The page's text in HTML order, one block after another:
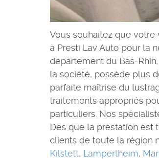
Vous souhaitez que
à Presti Lav Auto pour la
département du Bas-
la société, possède plus
parfaite maîtrise du
traitements appropriés
particuliers. Nos
Dès que la prestation est
clients de toute la région
Kilstett, Lampertheim,